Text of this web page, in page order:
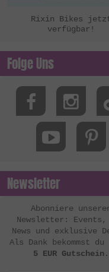
Kis Bike Co.
kunstform
Kuoppa Gomez
Lotek
MacNeil Bikes
Mankind Bike Co.
Metal Bikes
Mutiny Bikes
Odyssey BMX
OG Bikes
Quamen
Rixin Bikes
verfügbar!
Folge Uns
Newsletter
Abonniere
Newsletter: Events,
News und exklusive
Als Dank bekommst du
5 EUR Gutschein.